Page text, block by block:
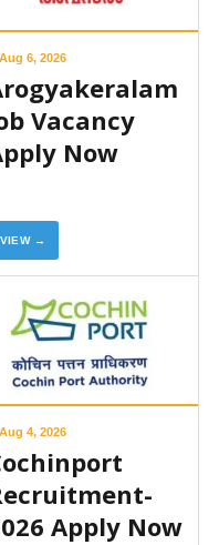
6, 2026
Vacancy
Now
VIEW →
4, 2026
Apply Now